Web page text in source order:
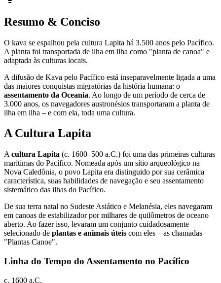
Resumo & Conciso
O kava se espalhou pela cultura Lapita há 3.500 anos pelo Pacífico.
A planta foi transportada de ilha em ilha como "planta de canoa" e
adaptada às culturas locais.
A difusão de Kava pelo Pacífico está inseparavelmente ligada a uma
das maiores conquistas migratórias da história humana: o
assentamento da Oceania. Ao longo de um período de cerca de
3.000 anos, os navegadores austronésios transportaram a planta de
ilha em ilha – e com ela, toda uma cultura.
A Cultura Lapita
A cultura Lapita (c. 1600–500 a.C.) foi uma das primeiras culturas
marítimas do Pacífico. Nomeada após um sítio arqueológico na
Nova Caledônia, o povo Lapita era distinguido por sua cerâmica
característica, suas habilidades de navegação e seu assentamento
sistemático das ilhas do Pacífico.
De sua terra natal no Sudeste Asiático e Melanésia, eles navegaram
em canoas de estabilizador por milhares de quilômetros de oceano
aberto. Ao fazer isso, levaram um conjunto cuidadosamente
selecionado de plantas e animais úteis com eles – as chamadas
"Plantas Canoe".
Linha do Tempo do Assentamento no Pacífico
c. 1600 a.C.